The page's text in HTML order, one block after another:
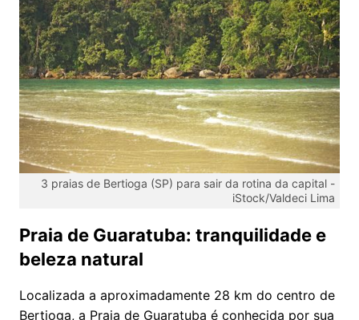
3 praias de Bertioga (SP) para sair da rotina da capital -
iStock/Valdeci Lima
Praia de Guaratuba: tranquilidade e
beleza natural
Localizada a aproximadamente 28 km do centro de
Bertioga, a Praia de Guaratuba é conhecida por sua